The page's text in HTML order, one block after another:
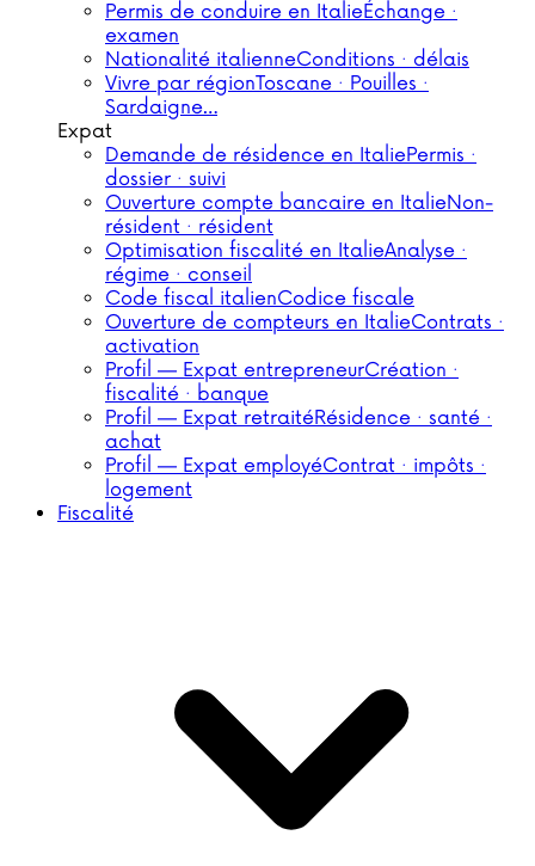
Permis de conduire en ItalieÉchange ·
examen
Nationalité italienneConditions · délais
Vivre par régionToscane · Pouilles ·
Sardaigne…
Expat
Demande de résidence en ItaliePermis ·
dossier · suivi
Ouverture compte bancaire en ItalieNon-
résident · résident
Optimisation fiscalité en ItalieAnalyse ·
régime · conseil
Code fiscal italienCodice fiscale
Ouverture de compteurs en ItalieContrats ·
activation
Profil — Expat entrepreneurCréation ·
fiscalité · banque
Profil — Expat retraitéRésidence · santé ·
achat
Profil — Expat employéContrat · impôts ·
logement
Fiscalité